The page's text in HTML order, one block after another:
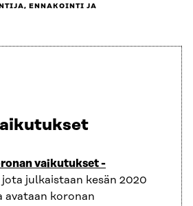
ENNAKOINTI JA
vaikutukset -
jota julkaistaan kesän 2020
avataan koronan